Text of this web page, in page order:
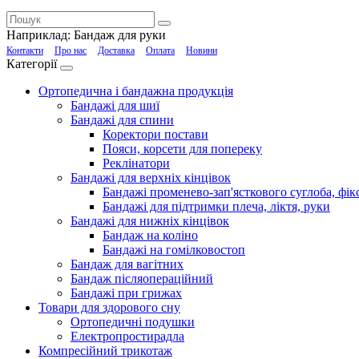
Наприклад: Бандаж для руки
Контакти Про нас Доставка Оплата Новини
Категорії
Ортопедична і бандажна продукція
Бандажі для шиї
Бандажі для спини
Коректори постави
Пояси, корсети для попереку
Реклінатори
Бандажі для верхніх кінцівок
Бандажі променево-зап'ясткового суглоба,
Бандажі для підтримки плеча, ліктя, руки
Бандажі для нижніх кінцівок
Бандаж на коліно
Бандажі на гомілковостоп
Бандаж для вагітних
Бандаж післяопераційний
Бандажі при грижах
Товари для здорового сну
Ортопедичні подушки
Електропростирадла
Компресійний трикотаж